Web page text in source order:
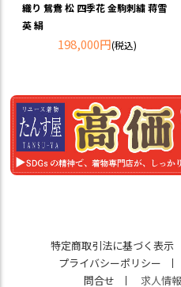
織り 鴛鴦 松 四季花 金駒刺繍 蒋雪
英 絹
198,000円(税込)
特定商取引法に基づく表示
プライバシーポリシー
問合せ
求人情報